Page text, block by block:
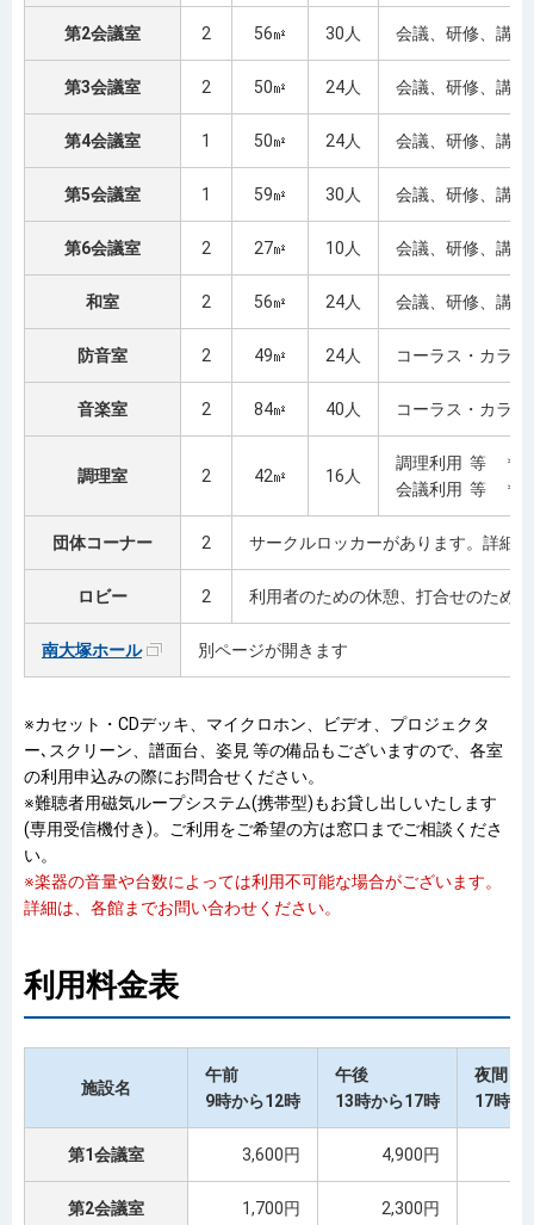
第2会議室 2 56 30人 会議、研修、講
第3会議室 2 50 24人 会議、研修、講
第4会議室 1 50 24人 会議、研修、講
第5会議室 1 59 30人 会議、研修、講
第6会議室 2 27 10人 会議、研修、講
和室 2 56 24人 会議、研修、講
防音室 2 49 24人 コーラス・カラ
音楽室 2 84 40人 コーラス・カラ
調理室 2 42 16人
調理利用 等 ＊料
会議利用 等 ＊調
団体コーナー 2 サークルロッカーがあります。詳細
ロビー 2 利用者のための休憩、打合せのため
南大塚ホール 別ページが開きます
※カセット・CDデッキ、マイクロホン、ビデオ、プロジェクタ
ー､スクリーン、譜面台、姿見 等の備品もございますので、各室
の利用申込みの際にお問合せください。
※難聴者用磁気ループシステム(携帯型)もお貸し出しいたします
(専用受信機付き)。ご利用をご希望の方は窓口までご相談くださ
い。
※楽器の音量や台数によっては利用不可能な場合がございます。
詳細は、各館までお問い合わせください。
利用料金表
施設名
午前
9時から12時
午後
13時から17時
夜間
17時30
第1会議室 3,600円 4,900円
第2会議室 1,700円 2,300円